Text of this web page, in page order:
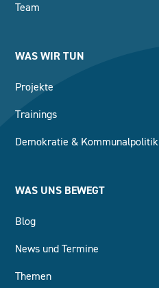
Team
WAS WIR TUN
Projekte
Trainings
Demokratie & Kommunalpolitik
WAS UNS BEWEGT
Blog
News und Termine
Themen